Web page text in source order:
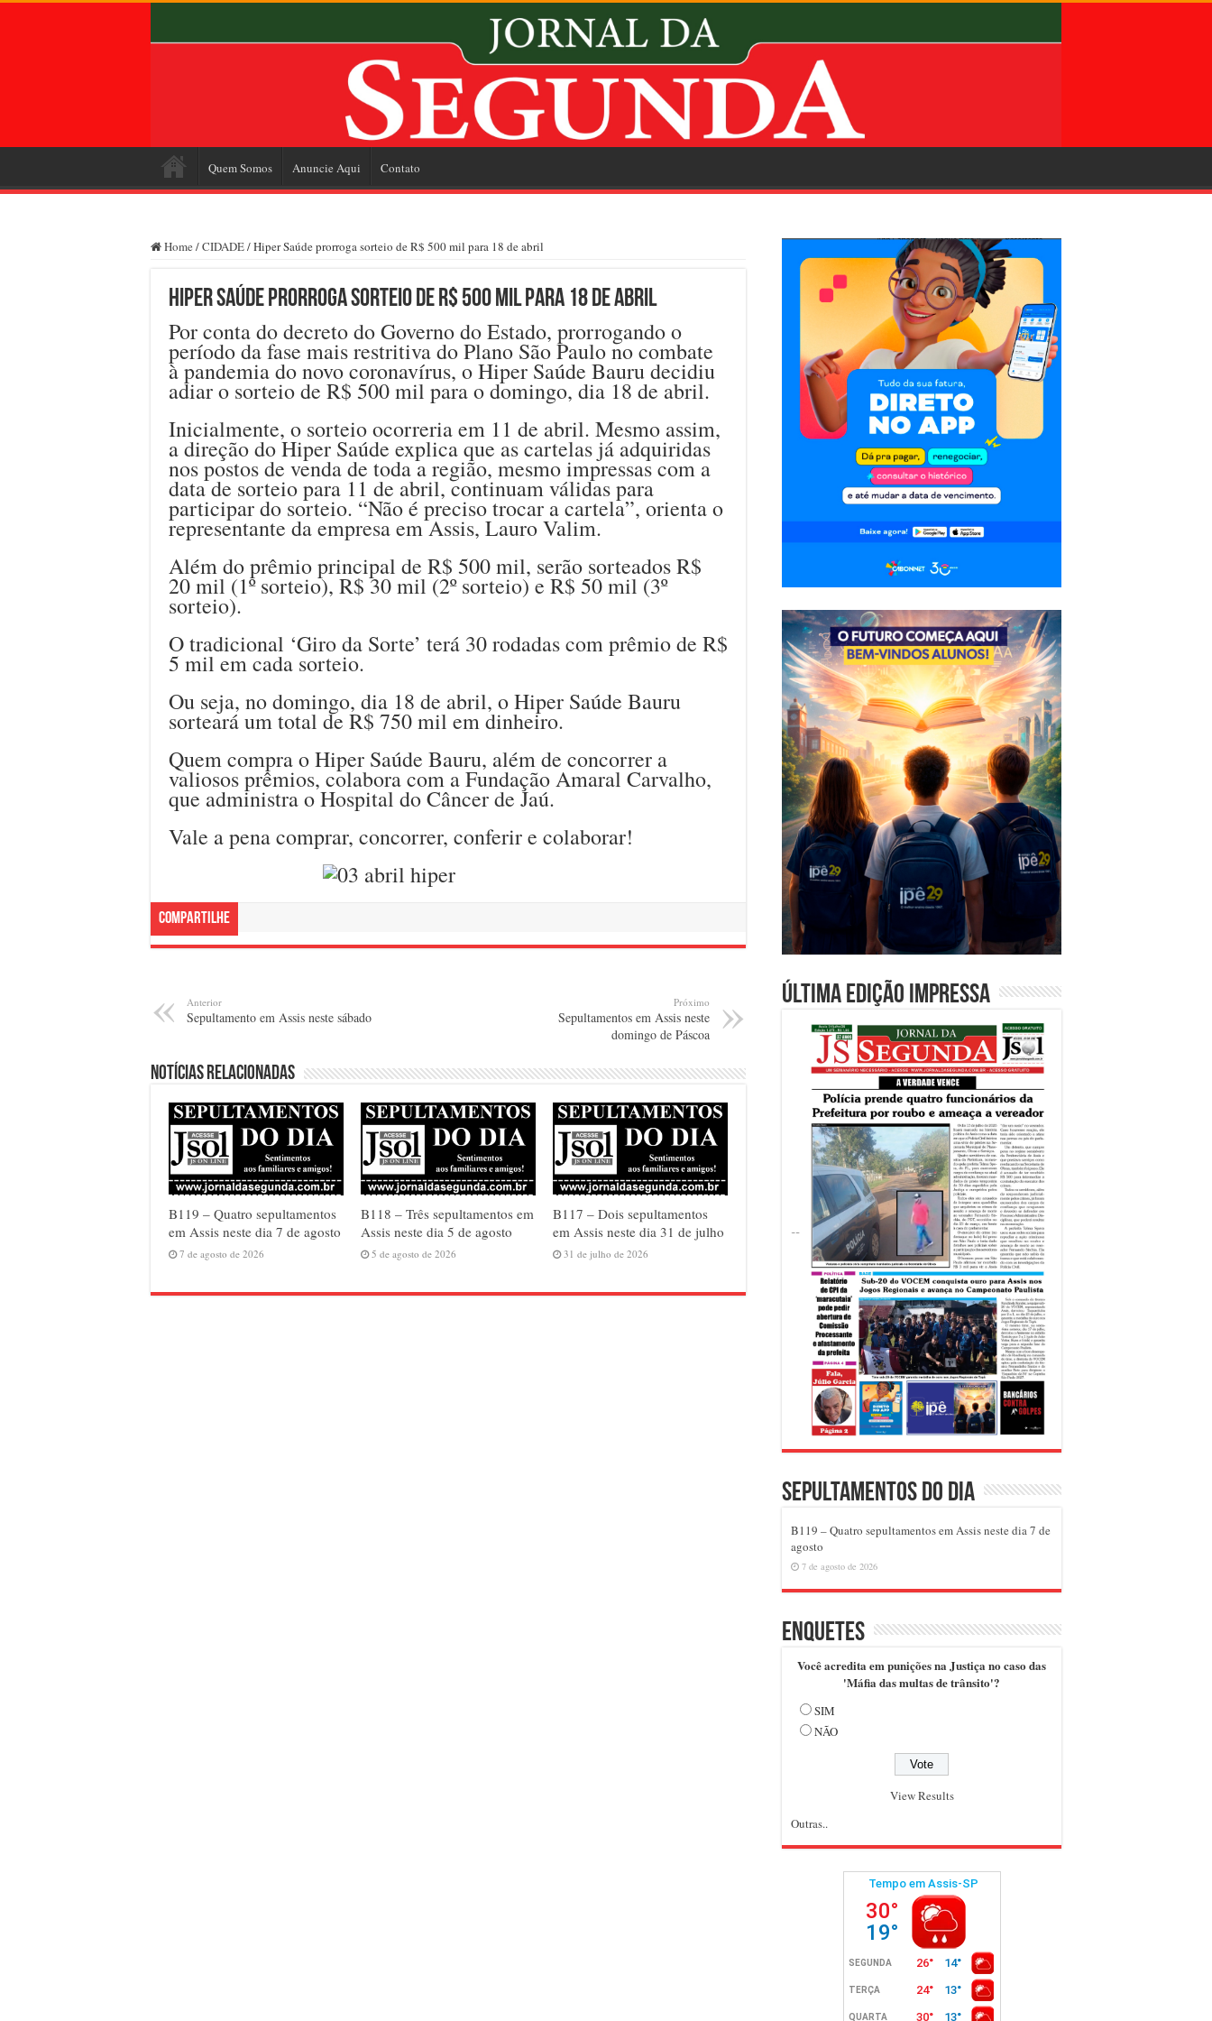
Quem Somos Anuncie Aqui Contato
Home /CIDADE/Hiper Saúde prorroga sorteio de R$ 500 mil para 18 de abril
Hiper Saúde prorroga sorteio de R$ 500 mil para 18 de abril
Por conta do decreto do Governo do Estado, prorrogando o
período da fase mais restritiva do Plano São Paulo no combate
à pandemia do novo coronavírus, o Hiper Saúde Bauru decidiu
adiar o sorteio de R$ 500 mil para o domingo, dia 18 de abril.
Inicialmente, o sorteio ocorreria em 11 de abril. Mesmo assim,
a direção do Hiper Saúde explica que as cartelas já adquiridas
nos postos de venda de toda a região, mesmo impressas com a
data de sorteio para 11 de abril, continuam válidas para
participar do sorteio. “Não é preciso trocar a cartela”, orienta o
representante da empresa em Assis, Lauro Valim.
Além do prêmio principal de R$ 500 mil, serão sorteados R$
20 mil (1º sorteio), R$ 30 mil (2º sorteio) e R$ 50 mil (3º
sorteio).
O tradicional ‘Giro da Sorte’ terá 30 rodadas com prêmio de R$
5 mil em cada sorteio.
Ou seja, no domingo, dia 18 de abril, o Hiper Saúde Bauru
sorteará um total de R$ 750 mil em dinheiro.
Quem compra o Hiper Saúde Bauru, além de concorrer a
valiosos prêmios, colabora com a Fundação Amaral Carvalho,
que administra o Hospital do Câncer de Jaú.
Vale a pena comprar, concorrer, conferir e colaborar!
Compartilhe
Anterior
Sepultamento em Assis neste sábado
Próximo
Sepultamentos em Assis neste
domingo de Páscoa
Notícias relacionadas
B119 – Quatro sepultamentos
em Assis neste dia 7 de agosto
7 de agosto de 2026
B118 – Três sepultamentos em
Assis neste dia 5 de agosto
5 de agosto de 2026
B117 – Dois sepultamentos
em Assis neste dia 31 de julho
31 de julho de 2026
Última edição impressa
Sepultamentos do dia
B119 – Quatro sepultamentos em Assis neste dia 7 de
agosto
7 de agosto de 2026
Enquetes
Você acredita em punições na Justiça no caso das
'Máfia das multas de trânsito'?
SIM
NÃO
View Results
Outras..